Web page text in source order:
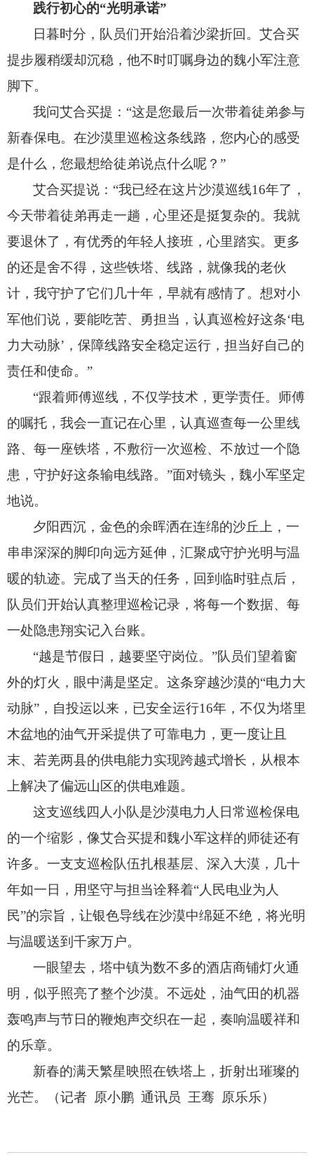
践行初心的“光明承诺”
日暮时分， 队员们开始沿着沙梁折回。艾合买
提步履稍缓却沉稳， 他不时叮嘱身边的魏小军注意
脚下。
我问艾合买提：“这是您最后一次带着徒弟参与
新春保电。 在沙漠里巡检这条线路， 您内心的感受
是什么， 您最想给徒弟说点什么呢？ ”
艾合买提说：“我已经在这片沙漠巡线16年了，
今天带着徒弟再走一趟，心里还是挺复杂的。 我就
要退休了， 有优秀的年轻人接班，心里踏实。 更多
的还是舍不得， 这些铁塔、 线路， 就像我的老伙
计， 我守护了它们几十年， 早就有感情了。 想对小
军他们说， 要能吃苦、 勇担当， 认真巡检好这条‘电
力大动脉’， 保障线路安全稳定运行， 担当好自己的
责任和使命。 ”
“跟着师傅巡线，不仅学技术， 更学责任。 师傅
的嘱托， 我会一直记在心里， 认真巡查每一公里线
路、 每一座铁塔， 不敷衍一次巡检、 不放过一个隐
患， 守护好这条输电线路。 ”面对镜头， 魏小军坚定
地说。
夕阳西沉，金色的余晖洒在连绵的沙丘上，一
串串深深的脚印向远方延伸， 汇聚成守护光明与温
暖的轨迹。 完成了当天的任务， 回到临时驻点后，
队员们开始认真整理巡检记录， 将每一个数据、 每
一处隐患翔实记入台账。
“越是节假日， 越要坚守岗位。”队员们望着窗
外的灯火， 眼中满是坚定。 这条穿越沙漠的“电力大
动脉”， 自投运以来， 已安全运行16年， 不仅为塔里
木盆地的油气开采提供了可靠电力， 更一度让且
末、 若羌两县的供电能力实现跨越式增长， 从根本
上解决了偏远山区的供电难题。
这支巡线四人小队是沙漠电力人日常巡检保电
的一个缩影， 像艾合买提和魏小军这样的师徒还有
许多。 一支支巡检队伍扎根基层、 深入大漠， 几十
年如一日， 用坚守与担当诠释着“人民电业为人
民”的宗旨， 让银色导线在沙漠中绵延不绝， 将光明
与温暖送到千家万户。
一眼望去，塔中镇为数不多的酒店商铺灯火通
明， 似乎照亮了整个沙漠。 不远处， 油气田的机器
轰鸣声与节日的鞭炮声交织在一起， 奏响温暖祥和
的乐章。
新春的满天繁星映照在铁塔上，折射出璀璨的
光芒。
（记者 原小鹏 通讯员 王骞 原乐乐）